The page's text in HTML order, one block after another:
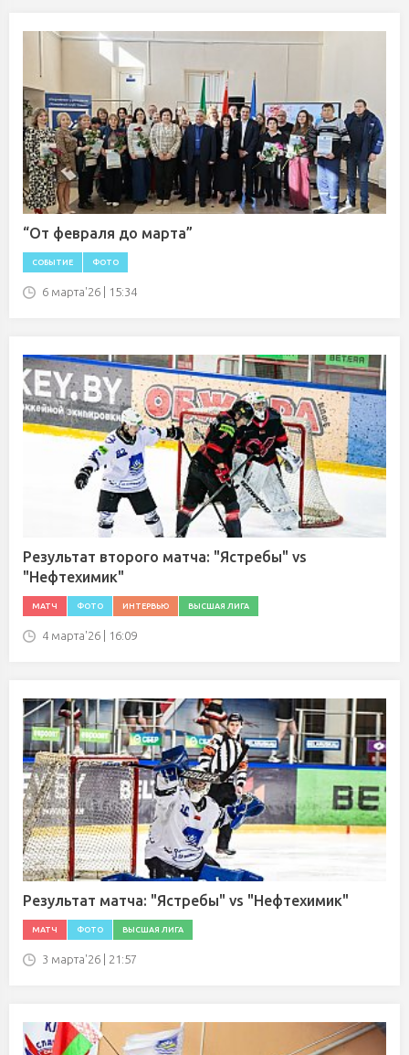
“От февраля до марта”
СОБЫТИЕ ФОТО
6 марта'26 | 15:34
Результат второго матча: "Ястребы" vs
"Нефтехимик"
МАТЧ ФОТО ИНТЕРВЬЮ ВЫСШАЯ ЛИГА
4 марта'26 | 16:09
Результат матча: "Ястребы" vs "Нефтехимик"
МАТЧ ФОТО ВЫСШАЯ ЛИГА
3 марта'26 | 21:57